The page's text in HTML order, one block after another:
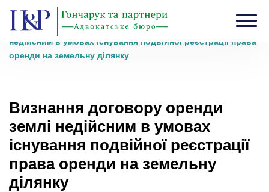
Головна Блог›Визнання договору оренди землі
недійсним в умовах існування подвійної реєстрації права
оренди на земельну ділянку
Визнання договору оренди
землі недійсним в умовах
існування подвійної реєстрації
права оренди на земельну
ділянку